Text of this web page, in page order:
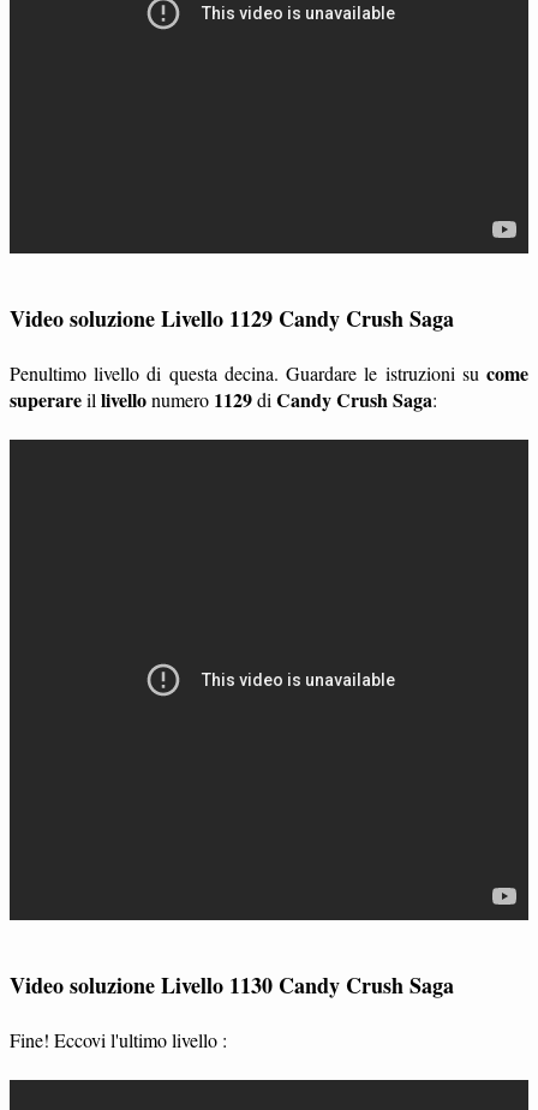
Video soluzione Livello 1129 Candy Crush Saga
Penultimo livello di questa decina. Guardare le istruzioni su come
superareil livellonumero 1129di Candy Crush Saga:
Video soluzione Livello 1130 Candy Crush Saga
Fine! Eccovi l'ultimo livello :